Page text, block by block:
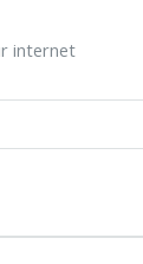
internet